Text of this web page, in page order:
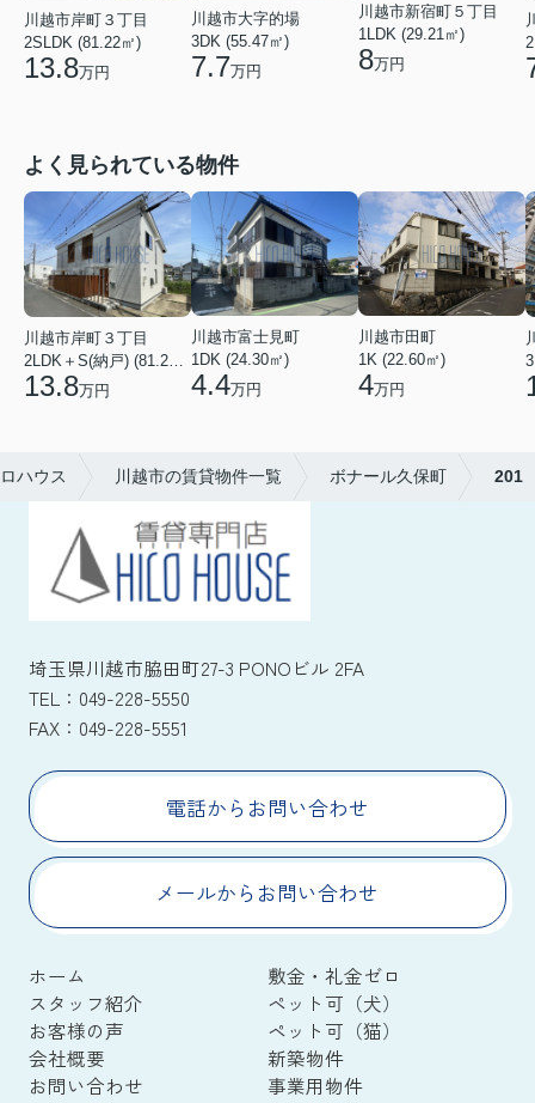
川越市岸町３丁目
2SLDK (81.22㎡)
13.8万円
川越市大字的場
3DK (55.47㎡)
7.7万円
川越市新宿町５丁目
1LDK (29.21㎡)
8万円
よく見られている物件
川越市岸町３丁目
13.8万円
川越市富士見町
1DK (24.30㎡)
4.4万円
川越市田町
1K (22.60㎡)
4万円
ハウス 川越市の賃貸物件一覧 ボナール久保町 201
埼玉県川越市脇田町27-3 PONOビル 2FA
TEL： 049-228-5550
FAX： 049-228-5551
電話からお問い合わせ
メールからお問い合わせ
ホーム
敷金・礼金ゼロ
スタッフ紹介
ペット可（犬）
お客様の声
ペット可（猫）
会社概要
新築物件
お問い合わせ
事業用物件